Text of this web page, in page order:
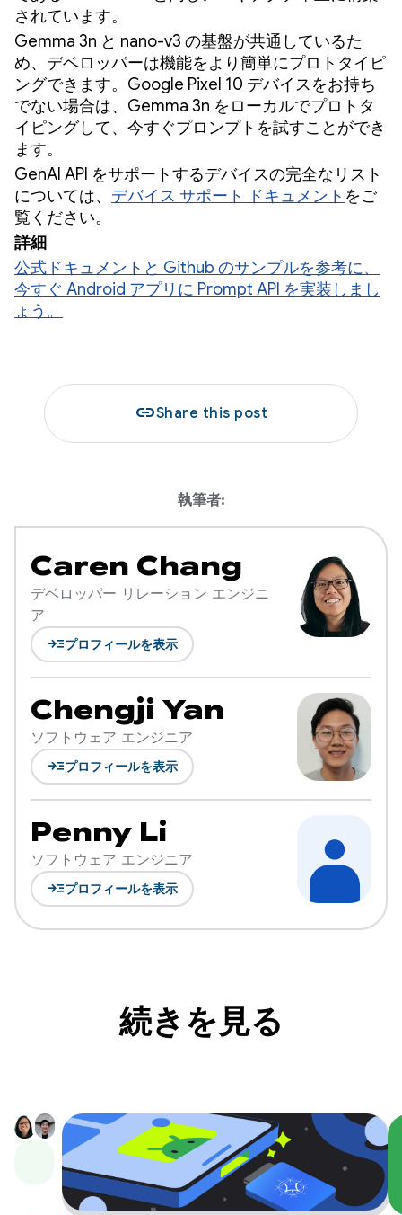
されています。
Gemma 3n と nano-v3 の基盤が共通しているた
め、デベロッパーは機能をより簡単にプロトタイピ
ングできます。Google Pixel 10 デバイスをお持ち
でない場合は、Gemma 3n をローカルでプロトタ
イピングして、今すぐプロンプトを試すことができ
ます。
GenAI API をサポートするデバイスの完全なリスト
については、 デバイス サポート ドキュメント をご
覧ください。
詳細
公式ドキュメントと Github のサンプルを参考に、
今すぐ Android アプリに Prompt API を実装しまし
ょう。
linkShare this post
執筆者:
Caren Chang
デベロッパー リレーション エンジニ
ア
read_moreプロフィールを表示
Chengji Yan
ソフトウェア エンジニア
read_moreプロフィールを表示
Penny Li
ソフトウェア エンジニア
read_moreプロフィールを表示
続きを見る